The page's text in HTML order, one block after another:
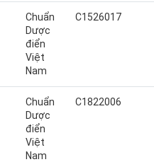
Chuẩn
Dược
điển
Việt
Nam
C1526017
Chuẩn
Dược
điển
Việt
Nam
C1822006